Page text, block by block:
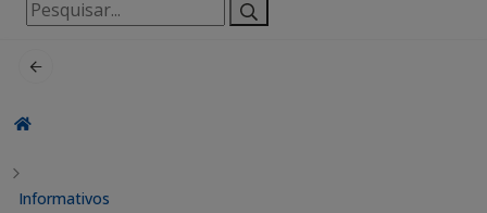
Pesquisar
por:
Informativos